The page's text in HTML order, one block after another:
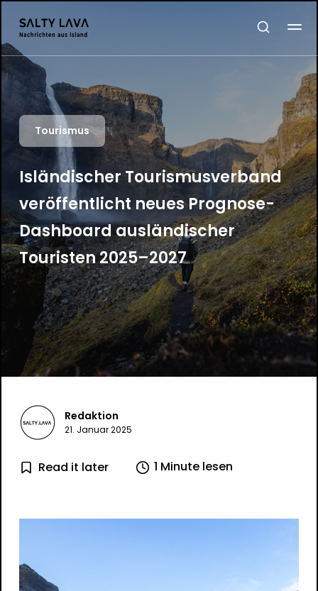
Tourismus
Isländischer Tourismusverband
veröffentlicht neues Prognose-
Dashboard ausländischer
Touristen 2025–2027
Redaktion
21. Januar 2025
Read it later 1 Minute lesen